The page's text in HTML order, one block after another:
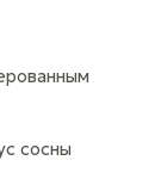
сосны